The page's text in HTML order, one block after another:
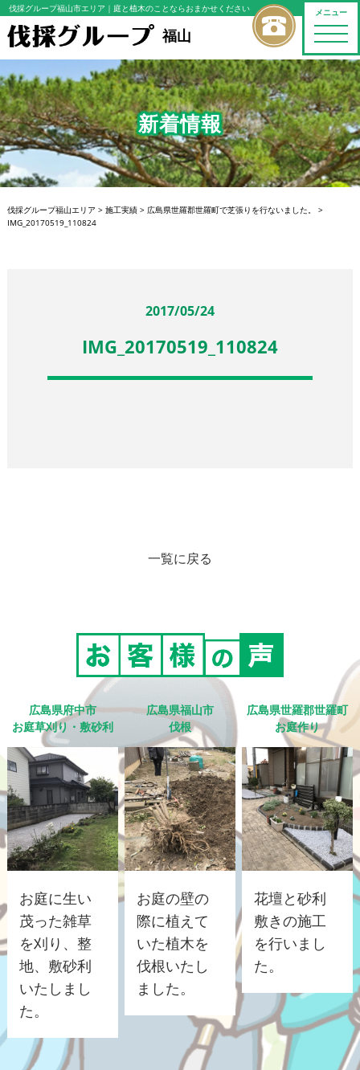
メニュー
toggle
伐採グループ福山市エリア ｜庭と植木のことならおまかせください
福山
新着情報
伐採グループ福山エリア > 施工実績> 広島県世羅郡世羅町で芝張りを行ないました。
>
IMG_20170519_110824
2017/05/24
IMG_20170519_110824
一覧に戻る
広島県府中市
お庭草刈り・敷砂利
お庭に生い
茂った雑草
を刈り、整
地、敷砂利
いたしまし
た。
広島県福山市
伐根
お庭の壁の
際に植えて
いた植木を
伐根いたし
ました。
広島県世羅郡世羅町
お庭作り
花壇と砂利
敷きの施工
を行いまし
た。